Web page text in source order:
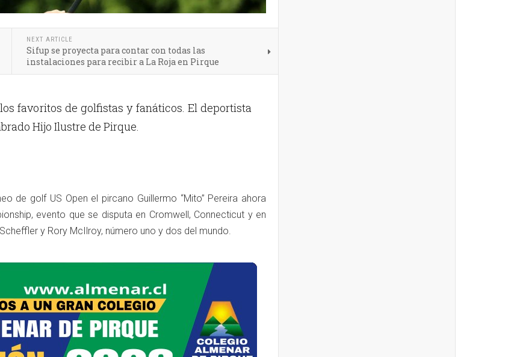
NEXT ARTICLE
Sifup se proyecta para contar con todas las
instalaciones para recibir a La Roja en Pirque
favoritos de golfistas y fanáticos. El deportista
Hijo Ilustre de Pirque.
de golf US Open el pircano Guillermo “Mito” Pereira ahora
evento que se disputa en Cromwell, Connecticut y en
y Rory McIlroy, número uno y dos del mundo.